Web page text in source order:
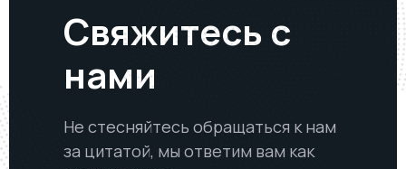
Свяжитесь с
нами
Не стесняйтесь обращаться к нам
за цитатой, мы ответим вам как